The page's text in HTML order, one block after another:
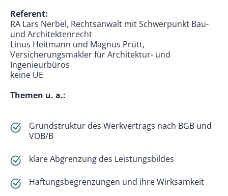
Referent:
RA Lars Nerbel, Rechtsanwalt mit Schwerpunkt Bau-
und Architektenrecht
Linus Heitmann und Magnus Prütt,
Versicherungsmakler für Architektur- und
Ingenieurbüros
keine UE
Themen u. a.:
Grundstruktur des Werkvertrags nach BGB und
VOB/B
klare Abgrenzung des Leistungsbildes
Haftungsbegrenzungen und ihre Wirksamkeit